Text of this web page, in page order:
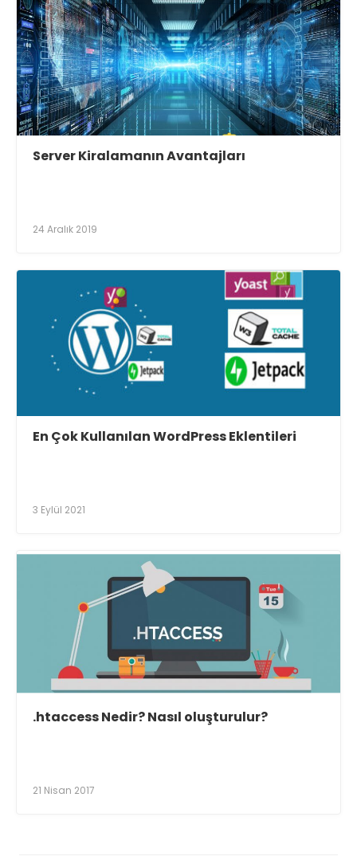
Server Kiralamanın Avantajları
24 Aralık 2019
En Çok Kullanılan WordPress Eklentileri
3 Eylül 2021
.htaccess Nedir? Nasıl oluşturulur?
21 Nisan 2017